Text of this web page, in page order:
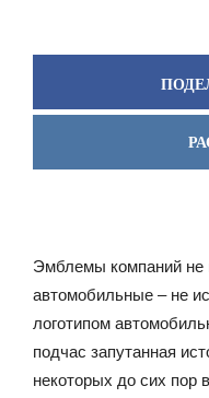
Эмблемы компаний не
автомобильные – не
логотипом
подчас запутанная
некоторых до сих